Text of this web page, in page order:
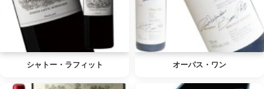
シャトー・ラフィット オーパス・ワン